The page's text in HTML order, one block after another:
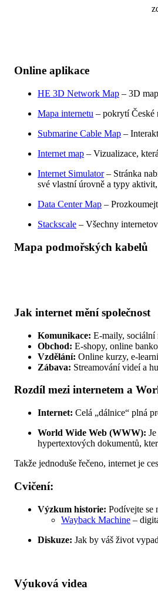
Online aplikace
HE 3D Network Map – 3D
Mapa internetu – pokrytí České
Submarine Cable Map –
Internet map – Vizualizace,
Internet Simulator– Stránka
své vlastní úrovně a typy
Data Center Map –
Stackscale – Všechny
Mapa podmořských kabelů
Jak internet mění společnost
Komunikace: E-maily, sociální
Obchod: E-shopy, online
Vzdělání: Online kurzy, e-
Zábava: Streamování videí a
Rozdíl mezi internetem a
Internet: Celá „dálnice“ plná
World Wide Web (WWW):
hypertextových dokumentů,
Takže jednoduše řečeno, internet je
Cvičení:
Výzkum historie: Podívejte se
Wayback Machine –
Diskuze: Jak by váš život
Výuková videa